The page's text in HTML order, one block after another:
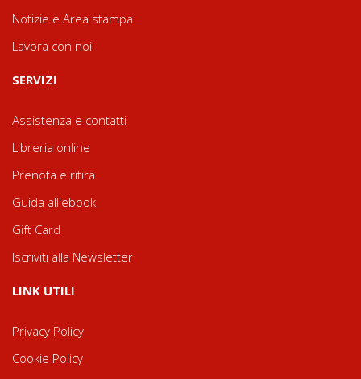
Notizie e Area stampa
Lavora con noi
SERVIZI
Assistenza e contatti
Libreria online
Prenota e ritira
Guida all'ebook
Gift Card
Iscriviti alla Newsletter
LINK UTILI
Privacy Policy
Cookie Policy